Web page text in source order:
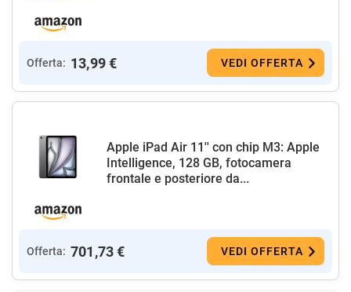
Offerta: 13,99 € VEDI OFFERTA
Apple iPad Air 11'' con chip M3: Apple
Intelligence, 128 GB, fotocamera
frontale e posteriore da...
Offerta: 701,73 € VEDI OFFERTA